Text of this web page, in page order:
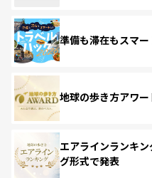
準備も滞在もスマ
地球の歩き方アワ
エアラインランキ
グ形式で発表